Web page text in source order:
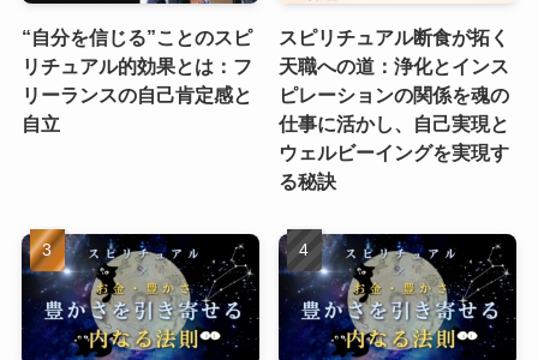
“自分を信じる”ことのスピ
リチュアル的効果とは：フ
リーランスの自己肯定感と
自立
スピリチュアル断食が拓く
天職への道：浄化とインス
ピレーションの関係を魂の
仕事に活かし、自己実現と
ウェルビーイングを実現す
る秘訣